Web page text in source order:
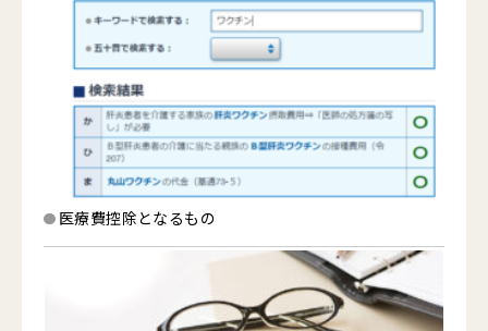
医療費控除となるもの